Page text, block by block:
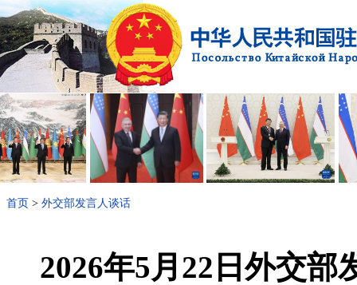
首页 > 外交部发言人谈话
2026年5月22日外交